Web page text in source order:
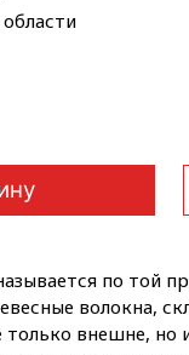
по той
волокна,
внешне, но